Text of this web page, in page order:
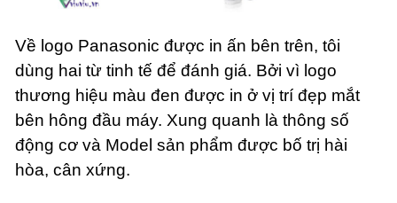
Về logo Panasonic được in ấn bên trên, tôi
dùng hai từ tinh tế để đánh giá. Bởi vì logo
thương hiệu màu đen được in ở vị trí đẹp mắt
bên hông đầu máy. Xung quanh là thông số
động cơ và Model sản phẩm được bố trị hài
hòa, cân xứng.